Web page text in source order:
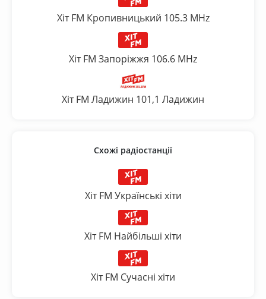
Хіт FM Кропивницький 105.3 MHz
Хіт FM Запоріжжя 106.6 MHz
Хіт FM Ладижин 101,1 Ладижин
Схожі радіостанції
Хіт FM Українські хіти
Хіт FM Найбільші хіти
Хіт FM Сучасні хіти